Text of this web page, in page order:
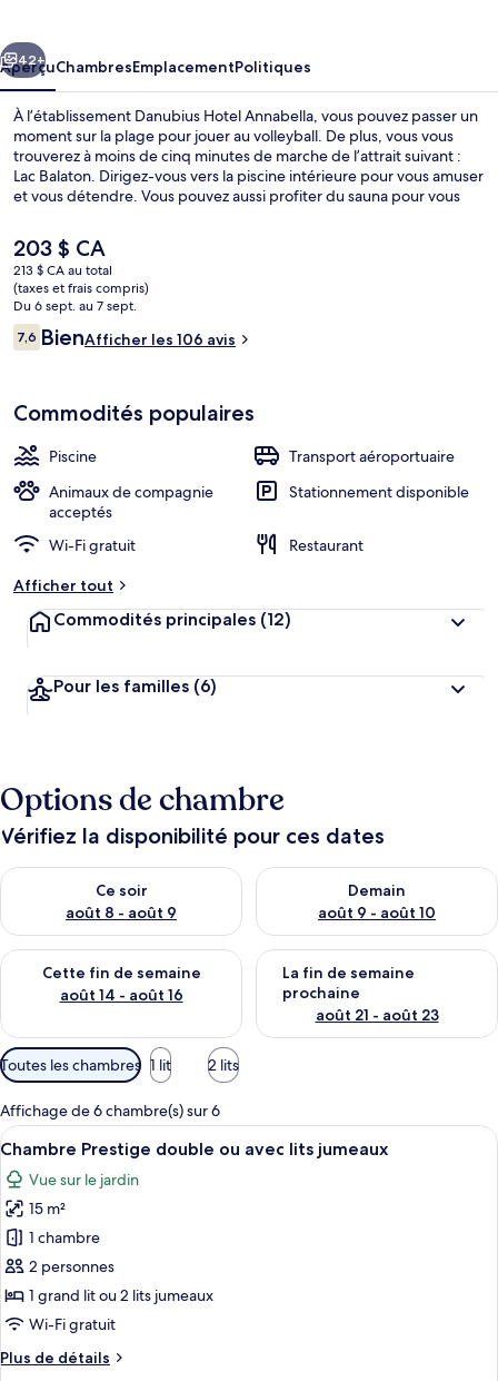
Suivant
42+
AperçuChambresEmplacementPolitiques
À l’établissement Danubius Hotel Annabella, vous pouvez passer un
moment sur la plage pour jouer au volleyball. De plus, vous vous
trouverez à moins de cinq minutes de marche de l’attrait suivant :
Lac Balaton. Dirigez-vous vers la piscine intérieure pour vous amuser
et vous détendre. Vous pouvez aussi profiter du sauna pour vous
est ouvert pour le le déjeuner, le le dîner et le le souper. Un club
pour enfants gratuit, un bar-salon et piscine extérieure en saison
comptent parmi les autres caractéristiques.
Le
prix
actuel
est
de 203 $ CA
203 $ CA
213 $ CA au total
(taxes et frais compris)
Du 6 sept. au 7 sept.
Avis
7,67,6 sur 10 –
BienAfficher les 106 avis
Commodités populaires
Piscine
Transport aéroportuaire
Animaux de compagnie
acceptés
Stationnement disponible
Wi-Fi gratuit
Restaurant
Afficher tout
Commodités principales (12)
Pour les familles (6)
Options de chambre
Vérifiez la disponibilité pour ces dates
Ce soir
août 8 - août 9
Vérifier la disponibilité pour ce soir août 8 - août 9
Demain
août 9 - août 10
Vérifier la disponibilité pour
Cette fin de semaine
août 14 - août 16
Vérifier la disponibilité pour cette fin de semaine août 14 -
La fin de semaine
prochaine
août 21 - août 23
Vérifier la disponibilité pour
Filtres
disponibles
pour
les
chambres
Toutes les chambres 1 lit 2 lits
Affichage de 6 chambre(s) sur 6
Afficher
toutes
les
photos
pour
ce
type
de
chambre :
Chambre
Une chambre d’hôtel avec un
7
Chambre Prestige double ou avec lits jumeaux
Vue sur le jardin
15 m²
1 chambre
2 personnes
1 grand lit ou 2 lits jumeaux
Wi-Fi gratuit
Plus de détails
Plus